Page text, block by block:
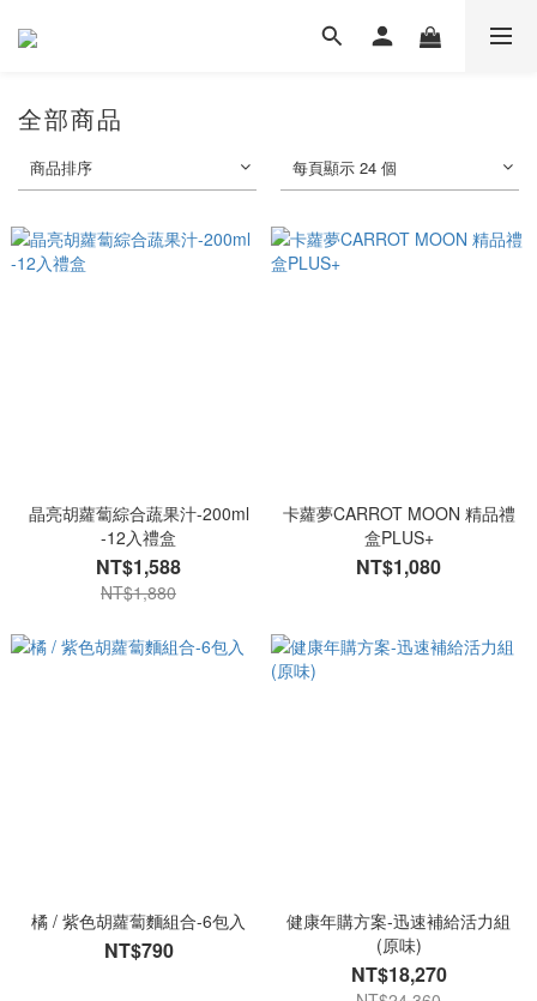
全部商品
商品排序 每頁顯示 24 個
晶亮胡蘿蔔綜合蔬果汁-200ml
-12入禮盒
NT$1,588
NT$1,880
卡蘿夢CARROT MOON 精品禮
盒PLUS+
NT$1,080
橘 / 紫色胡蘿蔔麵組合-6包入
NT$790
健康年購方案-迅速補給活力組
(原味)
NT$18,270